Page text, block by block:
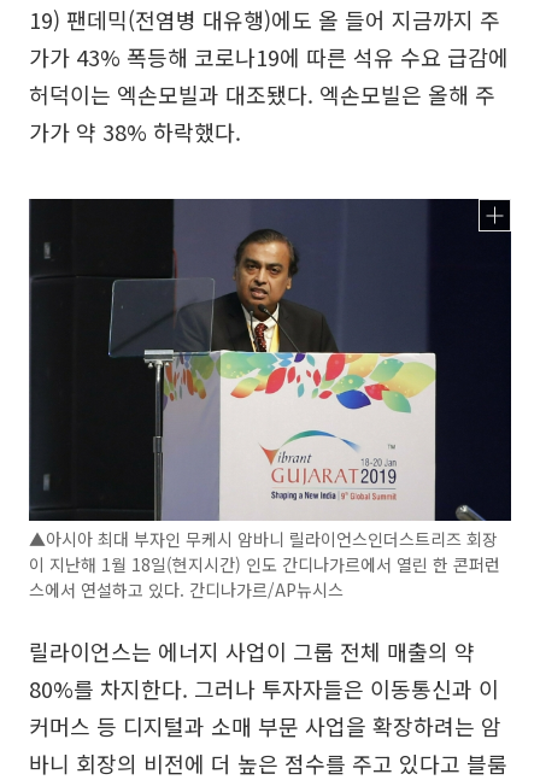
19) 팬데믹(전염병 대유행)에도 올 들어 지금까지 주
가가 43% 폭등해 코로나19에 따른 석유 수요 급감에
허덕이는 엑손모빌과 대조됐다. 엑손모빌은 올해 주
가가 약 38% 하락했다.
▲아시아 최대 부자인 무케시 암바니 릴라이언스인더스트리즈 회장
이 지난해 1월 18일(현지시간) 인도 간디나가르에서 열린 한 콘퍼런
스에서 연설하고 있다. 간디나가르/AP뉴시스
릴라이언스는 에너지 사업이 그룹 전체 매출의 약
80%를 차지한다. 그러나 투자자들은 이동통신과 이
커머스 등 디지털과 소매 부문 사업을 확장하려는 암
바니 회장의 비전에 더 높은 점수를 주고 있다고 블룸